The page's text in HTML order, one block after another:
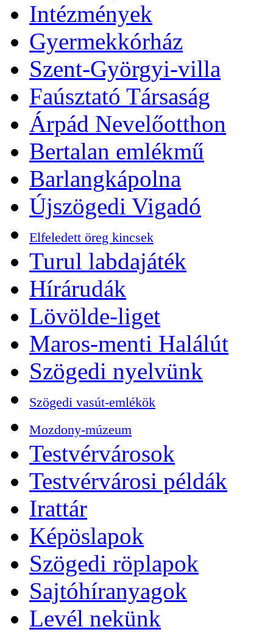
Intézmények
Gyermekkórház
Szent-Györgyi-villa
Faúsztató Társaság
Árpád Nevelőotthon
Bertalan emlékmű
Barlangkápolna
Újszögedi Vigadó
Elfeledett öreg kincsek
Turul labdajáték
Hírárudák
Lövölde-liget
Maros-menti Halálút
Szögedi nyelvünk
Szögedi vasút-emlékök
Mozdony-múzeum
Testvérvárosok
Testvérvárosi példák
Irattár
Képöslapok
Szögedi röplapok
Sajtóhíranyagok
Levél nekünk